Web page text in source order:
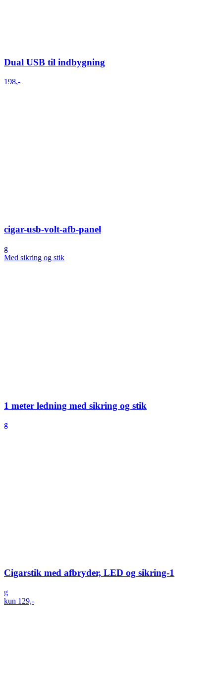
Dual USB til indbygning
198,-
cigar-usb-volt-afb-panel
g
Med sikring og stik
1 meter ledning med sikring og stik
g
Cigarstik med afbryder, LED og sikring-1
g
kun 129,-